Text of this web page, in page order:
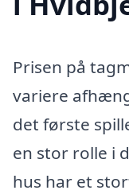
Prisen på
variere
det første
en stor rolle i
hus har et